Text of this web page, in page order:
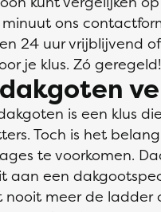
minuut ons
24 uur vrijblijvend
je klus. Zó geregeld!
is een klus
Toch is het
te voorkomen.
aan een
nooit meer de ladder